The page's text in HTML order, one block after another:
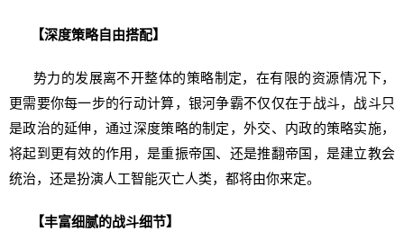
【深度策略自由搭配】
势力的发展离不开整体的策略制定，在有限的资源情况下，
更需要你每一步的行动计算，银河争霸不仅仅在于战斗，战斗只
是政治的延伸，通过深度策略的制定，外交、内政的策略实施，
将起到更有效的作用，是重振帝国、还是推翻帝国，是建立教会
统治，还是扮演人工智能灭亡人类，都将由你来定。
【丰富细腻的战斗细节】